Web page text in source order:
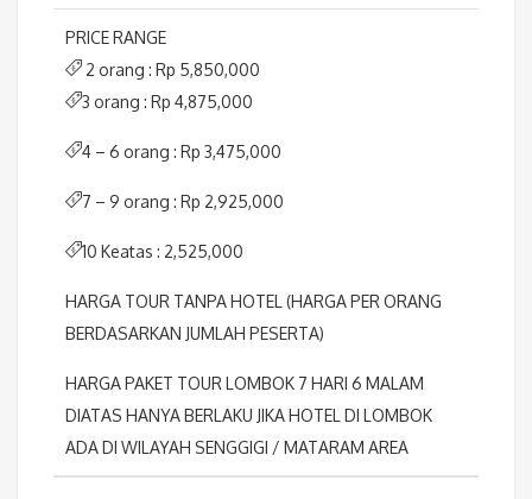
PRICE RANGE
2 orang : Rp 5,850,000
3 orang : Rp 4,875,000
4 – 6 orang : Rp 3,475,000
7 – 9 orang : Rp 2,925,000
10 Keatas : 2,525,000
HARGA TOUR TANPA HOTEL (HARGA PER ORANG
BERDASARKAN JUMLAH PESERTA)
HARGA PAKET TOUR LOMBOK 7 HARI 6 MALAM
DIATAS HANYA BERLAKU JIKA HOTEL DI LOMBOK
ADA DI WILAYAH SENGGIGI / MATARAM AREA